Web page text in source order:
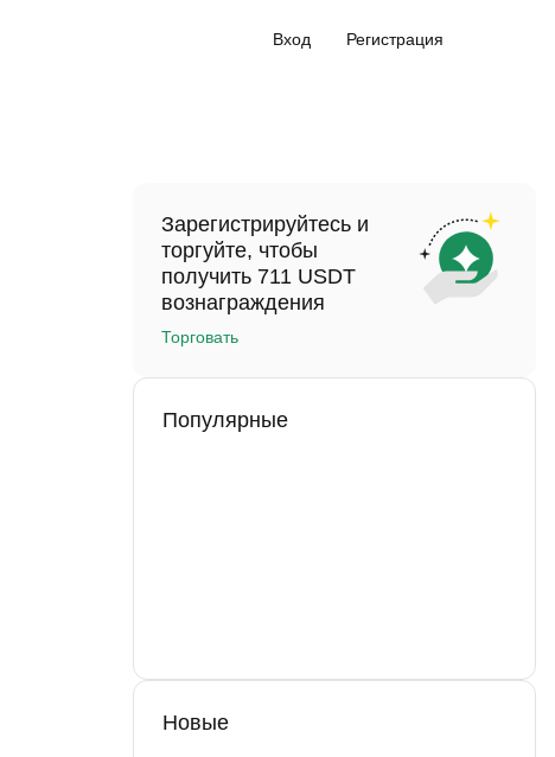
Вход Регистрация
Зарегистрируйтесь и
торгуйте, чтобы
получить 711 USDT
вознаграждения
Торговать
Популярные
Новые